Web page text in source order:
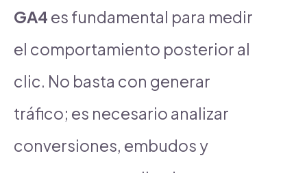
GA4 es fundamental para medir
el comportamiento posterior al
clic. No basta con generar
tráfico; es necesario analizar
conversiones, embudos y